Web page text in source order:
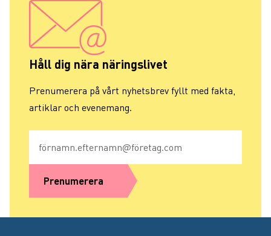
Håll dig nära näringslivet
Prenumerera på vårt nyhetsbrev fyllt med fakta,
artiklar och evenemang.
Prenumerera